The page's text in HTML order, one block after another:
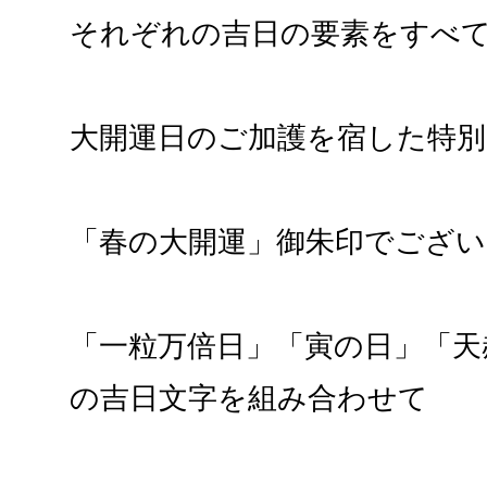
それぞれの吉日の要素をすべ
大開運日のご加護を宿した特
「春の大開運」御朱印でござ
「一粒万倍日」「寅の日」「
の吉日文字を組み合わせて